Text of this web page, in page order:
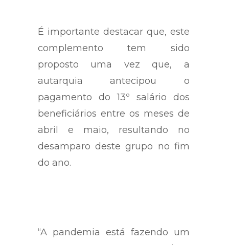
É importante destacar que, este
complemento tem sido
proposto uma vez que, a
autarquia antecipou o
pagamento do 13º salário dos
beneficiários entre os meses de
abril e maio, resultando no
desamparo deste grupo no fim